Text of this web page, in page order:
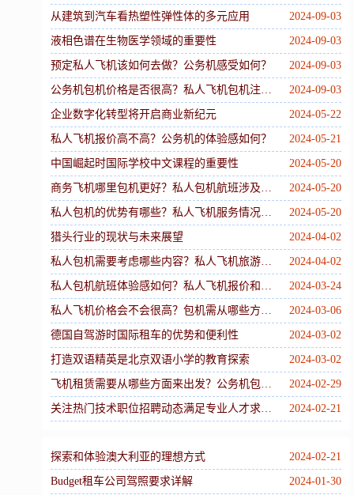
2024-09-03
从建筑到汽车看热塑性弹性体的多元应用
2024-09-03
液相色谱在生物医学领域的重要性
2024-09-03
预定私人飞机该如何去做？公务机感受如何？
2024-09-03
公务机包机价格是否很高？私人飞机包机注意什么？
2024-05-22
企业数字化转型将开启商业新纪元
2024-05-21
私人飞机报价高不高？公务机的体验感如何？
2024-05-20
中国崛起时国际学校中文课程的重要性
2024-05-20
商务飞机哪里包机更好？私人包机航班涉及到哪些内容？
2024-05-20
私人包机的优势有哪些？私人飞机服务情况如何？
2024-04-02
猎头行业的现状与未来展望
2024-04-02
私人包机需要考虑哪些内容？私人飞机旅游的感受如何？
2024-03-24
私人包机航班体验感如何？私人飞机报价和哪些因素有关？
2024-03-06
私人飞机价格会不会很高？包机需从哪些方面来出发？
2024-03-02
德国自驾游时国际租车的优势和便利性
2024-03-02
打造双语精英是北京双语小学的教育探索
2024-02-29
飞机租赁需要从哪些方面来出发？公务机包机有哪些好处？
2024-02-21
关注热门技术职位招聘动态满足专业人才求职需求
2024-02-21
探索和体验澳大利亚的理想方式
2024-01-30
Budget租车公司驾照要求详解